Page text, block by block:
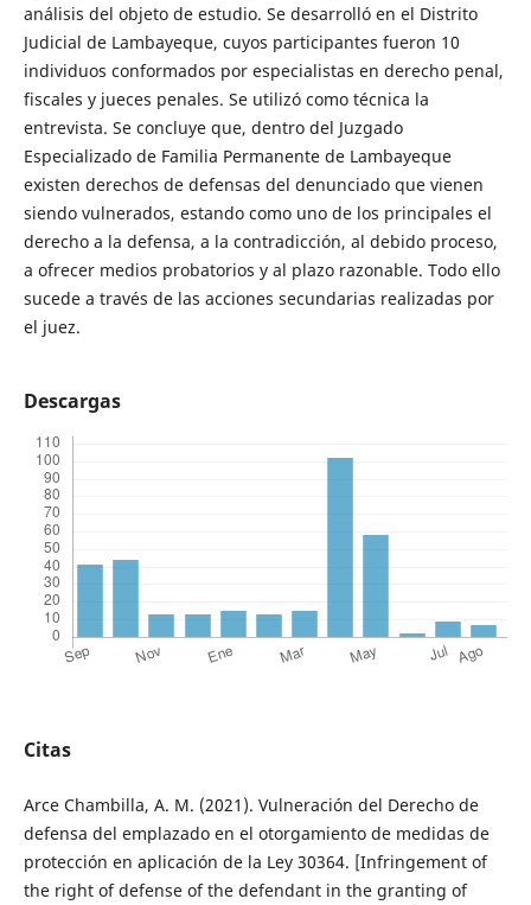
análisis del objeto de estudio. Se desarrolló en el Distrito
Judicial de Lambayeque, cuyos participantes fueron 10
individuos conformados por especialistas en derecho penal,
fiscales y jueces penales. Se utilizó como técnica la
entrevista. Se concluye que, dentro del Juzgado
Especializado de Familia Permanente de Lambayeque
existen derechos de defensas del denunciado que vienen
siendo vulnerados, estando como uno de los principales el
derecho a la defensa, a la contradicción, al debido proceso,
a ofrecer medios probatorios y al plazo razonable. Todo ello
sucede a través de las acciones secundarias realizadas por
el juez.
Descargas
Citas
Arce Chambilla, A. M. (2021). Vulneración del Derecho de
defensa del emplazado en el otorgamiento de medidas de
protección en aplicación de la Ley 30364. [Infringement of
the right of defense of the defendant in the granting of